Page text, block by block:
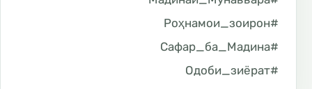
#Роҳнамои_зоирон
#Сафар_ба_Мадина
#Одоби_зиёрат